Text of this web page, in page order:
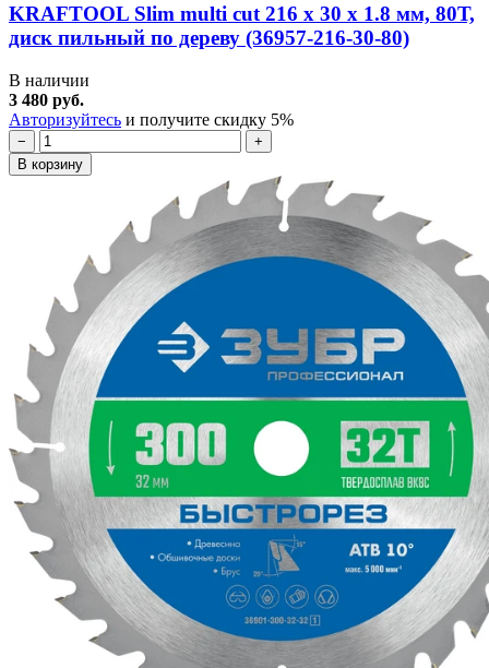
KRAFTOOL Slim multi cut 216 х 30 x 1.8 мм, 80Т,
диск пильный по дереву (36957-216-30-80)
В наличии
3 480 руб.
Авторизуйтесь и получите скидку 5%
−
+
В корзину